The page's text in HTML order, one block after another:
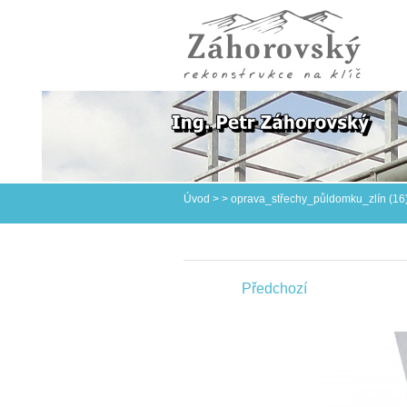
Úvod > > oprava_střechy_půldomku_zlín
Předchozí